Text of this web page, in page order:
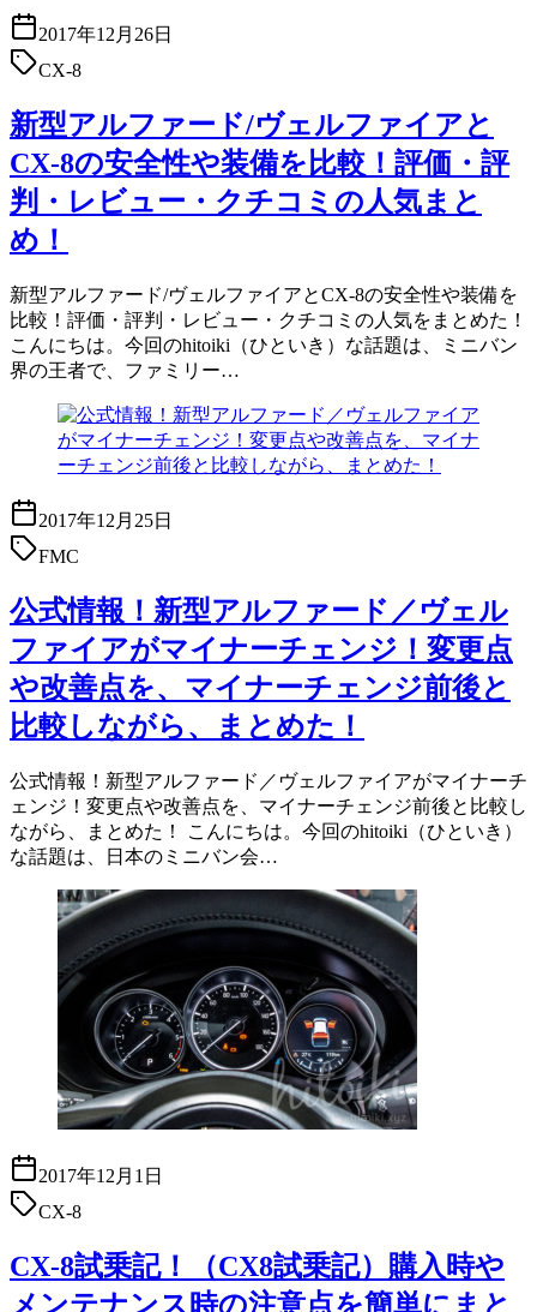
2017年12月26日
CX-8
新型アルファード/ヴェルファイアと
CX-8の安全性や装備を比較！評価・評
判・レビュー・クチコミの人気まと
め！
新型アルファード/ヴェルファイアとCX-8の安全性や装備を
比較！評価・評判・レビュー・クチコミの人気をまとめた！
こんにちは。今回のhitoiki（ひといき）な話題は、ミニバン
界の王者で、ファミリー…
2017年12月25日
FMC
公式情報！新型アルファード／ヴェル
ファイアがマイナーチェンジ！変更点
や改善点を、マイナーチェンジ前後と
比較しながら、まとめた！
公式情報！新型アルファード／ヴェルファイアがマイナーチ
ェンジ！変更点や改善点を、マイナーチェンジ前後と比較し
ながら、まとめた！ こんにちは。今回のhitoiki（ひといき）
な話題は、日本のミニバン会…
2017年12月1日
CX-8
CX-8試乗記！（CX8試乗記）購入時や
メンテナンス時の注意点を簡単にまと